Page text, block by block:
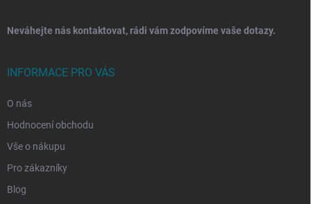
Neváhejte nás kontaktovat, rádi vám zodpovíme vaše dotazy.
INFORMACE PRO VÁS
O nás
Hodnocení obchodu
Vše o nákupu
Pro zákazníky
Blog